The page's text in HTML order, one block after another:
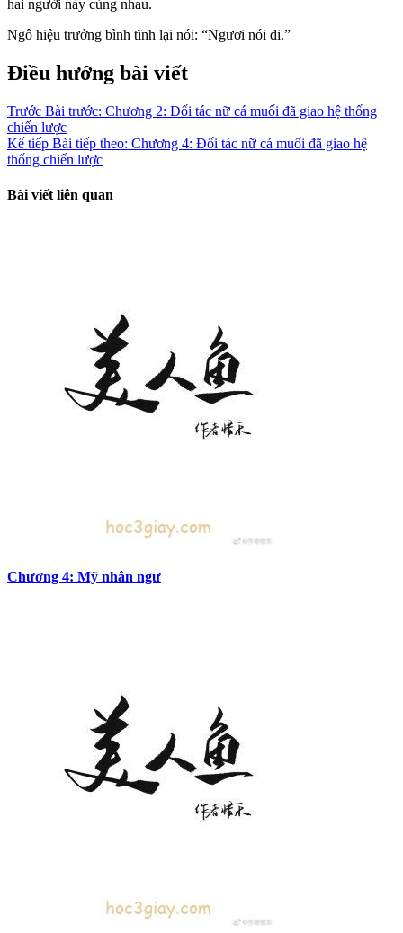
hai người này cùng nhau.
Ngô hiệu trưởng bình tĩnh lại nói: “Ngươi nói đi.”
Điều hướng bài viết
Trước Bài trước: Chương 2: Đối tác nữ cá muối đã giao hệ thống
chiến lược
Kế tiếp Bài tiếp theo: Chương 4: Đối tác nữ cá muối đã giao hệ
thống chiến lược
Bài viết liên quan
Chương 4: Mỹ nhân ngư